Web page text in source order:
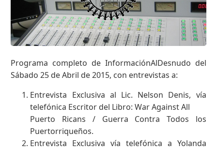
Programa completo de InformaciónAlDesnudo del
Sábado 25 de Abril de 2015, con entrevistas a:
Entrevista Exclusiva al Lic. Nelson Denis, vía
telefónica Escritor del Libro: War Against All
Puerto Ricans / Guerra Contra Todos los
Puertorriqueños.
Entrevista Exclusiva vía telefónica a Yolanda